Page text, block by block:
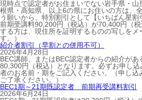
現時点で認定者がお住まいでない岩手県・山
根県・高知県、以上6の県にお住いの方は、
う願いから、特別割引として【いちばん星割
前期受講料90,200円（税込）が70,400円（
する方は、現住所を証明するものの写しをメ
す。）
紹介者割引（早割との併用不可）
2026年4月28日
BEC講師、またはBEC認定者からの紹介が
80,300円（税込）となります。必ずお申し
者のお名前・期をご記入ください。（申し
ご了承ください。）
BEC1期～21期既認定者 前期再受講料割引
2026年6月24日